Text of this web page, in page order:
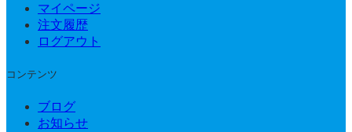
マイページ
注文履歴
ログアウト
コンテンツ
ブログ
お知らせ